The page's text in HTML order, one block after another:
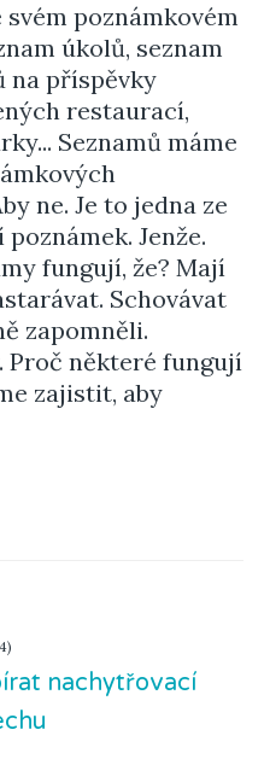
poznámkovém
úkolů, seznam
na příspěvky
restaurací,
Seznamů máme
ne. Je to jedna ze
Jenže.
fungují, že? Mají
Schovávat
zapomněli.
Proč některé fungují
zajistit, aby
nachytřovací